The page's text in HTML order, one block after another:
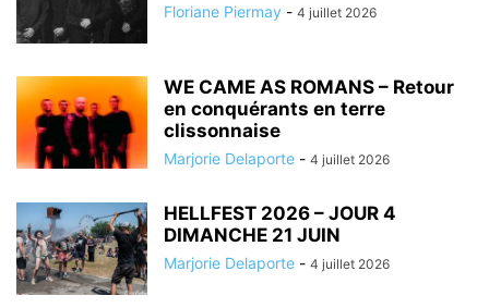
Floriane Piermay - 4 juillet 2026
WE CAME AS ROMANS – Retour
en conquérants en terre
clissonnaise
Marjorie Delaporte - 4 juillet 2026
HELLFEST 2026 – JOUR 4
DIMANCHE 21 JUIN
Marjorie Delaporte - 4 juillet 2026